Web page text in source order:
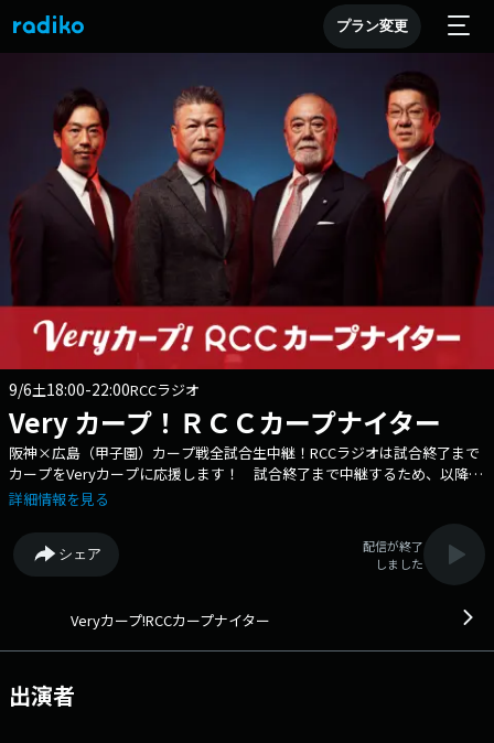
プラン変更
9/6土18:00-22:00RCCラジオ
Very カープ！ＲＣＣカープナイター
阪神×広島（甲子園）カープ戦全試合生中継！RCCラジオは試合終了まで
カープをVeryカープに応援します！ 試合終了まで中継するため、以降の
番組は時間変更となる場合があります。 twitter @rccradio twitter
詳細情報を見る
シェア
配信が終了
しました
Veryカープ!RCCカープナイター
出演者